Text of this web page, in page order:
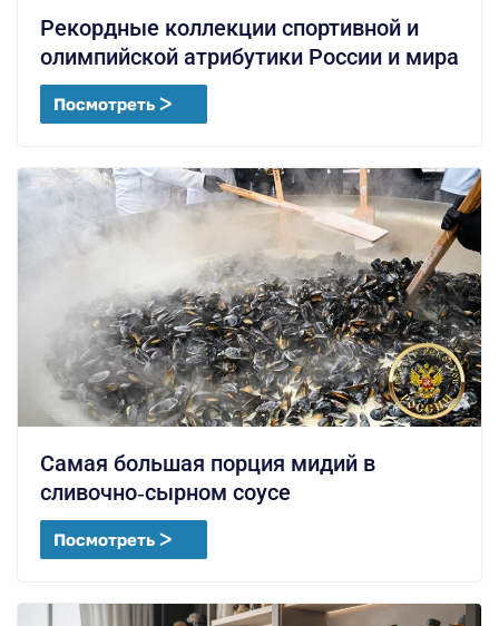
Рекордные коллекции спортивной и
олимпийской атрибутики России и мира
Посмотреть ᐳ
Самая большая порция мидий в
сливочно‑сырном соусе
Посмотреть ᐳ